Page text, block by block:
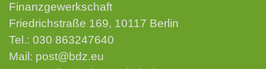
Finanzgewerkschaft
Friedrichstraße 169, 10117 Berlin
Tel.: 030 863247640
Mail: post@bdz.eu